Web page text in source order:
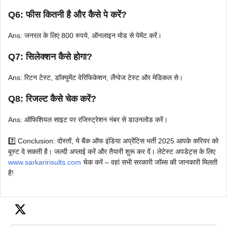
Q6: फीस कितनी है और कैसे पे करें?
Ans: जनरल के लिए 800 रुपये, ऑनलाइन मोड से पेमेंट करें।
Q7: सिलेक्शन कैसे होगा?
Ans: रिटन टेस्ट, डॉक्यूमेंट वेरिफिकेशन, लैंग्वेज टेस्ट और मेडिकल से।
Q8: रिजल्ट कैसे चेक करें?
Ans: ऑफिशियल साइट पर रजिस्ट्रेशन नंबर से डाउनलोड करें।
7️⃣ Conclusion: दोस्तों, ये बैंक ऑफ इंडिया अप्रेंटिस भर्ती 2025 आपके करियर को
बूस्ट दे सकती है। जल्दी अप्लाई करें और तैयारी शुरू कर दें। लेटेस्ट अपडेट्स के लिए
www.sarkaririsults.com चेक करें – वहां सभी सरकारी जॉब्स की जानकारी मिलती
है!